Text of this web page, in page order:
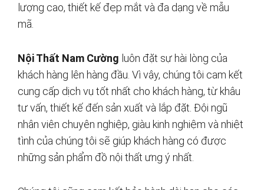
lượng cao, thiết kế đẹp mắt và đa dạng về mẫu
mã.
Nội Thất Nam Cường luôn đặt sự hài lòng của
khách hàng lên hàng đầu. Vì vậy, chúng tôi cam kết
cung cấp dịch vụ tốt nhất cho khách hàng, từ khâu
tư vấn, thiết kế đến sản xuất và lắp đặt. Đội ngũ
nhân viên chuyên nghiệp, giàu kinh nghiệm và nhiệt
tình của chúng tôi sẽ giúp khách hàng có được
những sản phẩm đồ nội thất ưng ý nhất.